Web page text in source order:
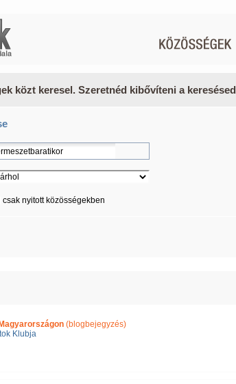
közt keresel. Szeretnéd kibővíteni a keresésed
csak nyitott közösségekben
(blogbejegyzés)
Klubja